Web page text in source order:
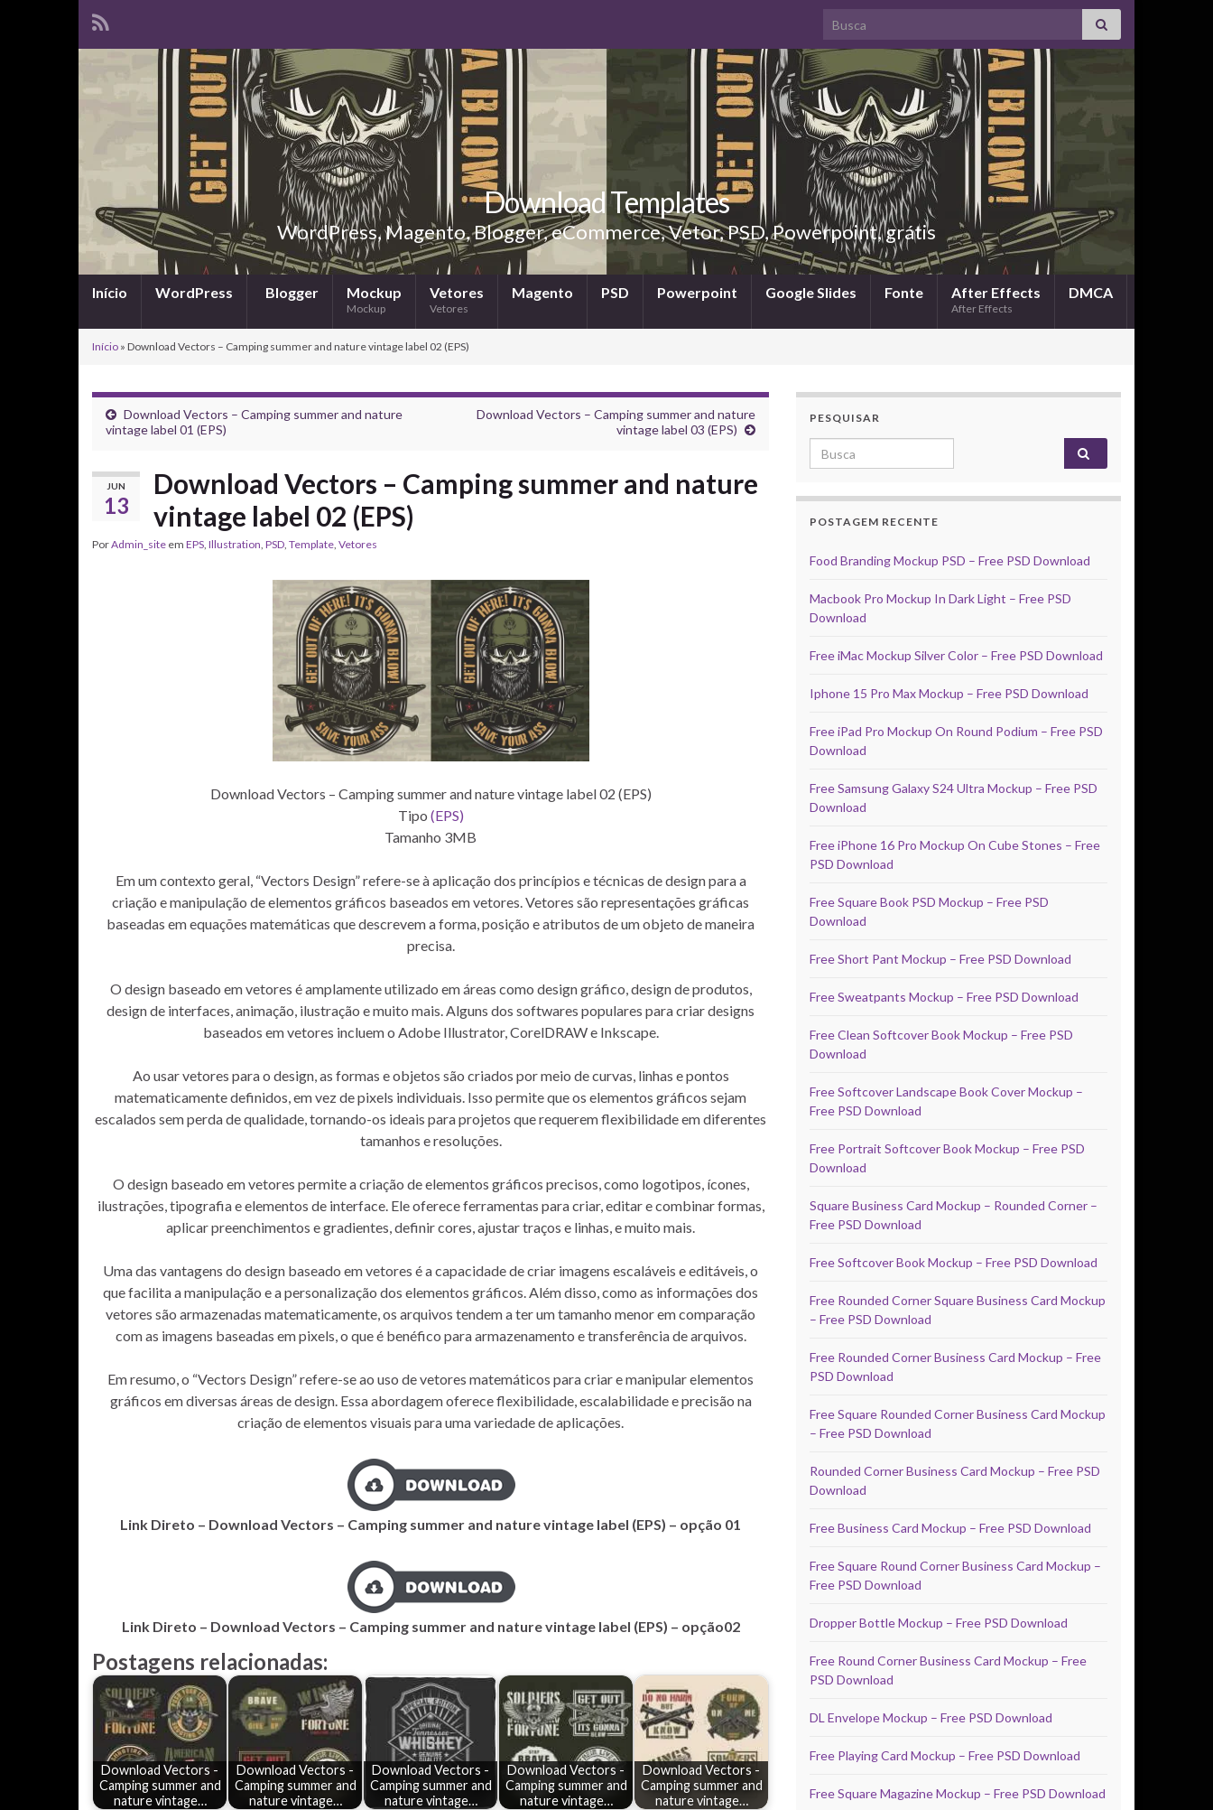
Search for:
Download Templates
WordPress, Magento, Blogger, eCommerce, Vetor, PSD, Powerpoint, grátis
Início WordPress Blogger Mockup
Mockup
Vetores
Vetores
Magento PSD Powerpoint Google Slides Fonte After Effects
After Effects
DMCA
Início » Download Vectors – Camping summer and nature vintage label 02 (EPS)
Download Vectors – Camping summer and nature
vintage label 01 (EPS)
Download Vectors – Camping summer and nature
vintage label 03 (EPS)
JUN
13
Download Vectors – Camping summer and nature
vintage label 02 (EPS)
PorAdmin_site em EPS, Illustration, PSD, Template, Vetores
Download Vectors – Camping summer and nature vintage label 02 (EPS)
Tipo (EPS)
Tamanho 3MB
Em um contexto geral, “Vectors Design” refere-se à aplicação dos princípios e técnicas de design para a
criação e manipulação de elementos gráficos baseados em vetores. Vetores são representações gráficas
baseadas em equações matemáticas que descrevem a forma, posição e atributos de um objeto de maneira
precisa.
O design baseado em vetores é amplamente utilizado em áreas como design gráfico, design de produtos,
design de interfaces, animação, ilustração e muito mais. Alguns dos softwares populares para criar designs
baseados em vetores incluem o Adobe Illustrator, CorelDRAW e Inkscape.
Ao usar vetores para o design, as formas e objetos são criados por meio de curvas, linhas e pontos
matematicamente definidos, em vez de pixels individuais. Isso permite que os elementos gráficos sejam
escalados sem perda de qualidade, tornando-os ideais para projetos que requerem flexibilidade em diferentes
tamanhos e resoluções.
O design baseado em vetores permite a criação de elementos gráficos precisos, como logotipos, ícones,
ilustrações, tipografia e elementos de interface. Ele oferece ferramentas para criar, editar e combinar formas,
aplicar preenchimentos e gradientes, definir cores, ajustar traços e linhas, e muito mais.
Uma das vantagens do design baseado em vetores é a capacidade de criar imagens escaláveis e editáveis, o
que facilita a manipulação e a personalização dos elementos gráficos. Além disso, como as informações dos
vetores são armazenadas matematicamente, os arquivos tendem a ter um tamanho menor em comparação
com as imagens baseadas em pixels, o que é benéfico para armazenamento e transferência de arquivos.
Em resumo, o “Vectors Design” refere-se ao uso de vetores matemáticos para criar e manipular elementos
gráficos em diversas áreas de design. Essa abordagem oferece flexibilidade, escalabilidade e precisão na
criação de elementos visuais para uma variedade de aplicações.
Link Direto – Download Vectors – Camping summer and nature vintage label (EPS) – opção 01
Link Direto – Download Vectors – Camping summer and nature vintage label (EPS) – opção02
Postagens relacionadas:
Download Vectors -
Camping summer and
nature vintage…
Download Vectors -
Camping summer and
nature vintage…
Download Vectors -
Camping summer and
nature vintage…
Download Vectors -
Camping summer and
nature vintage…
Download Vectors -
Camping summer and
nature vintage…
PESQUISAR
Search for:
POSTAGEM RECENTE
Food Branding Mockup PSD – Free PSD Download
Macbook Pro Mockup In Dark Light – Free PSD
Download
Free iMac Mockup Silver Color – Free PSD Download
Iphone 15 Pro Max Mockup – Free PSD Download
Free iPad Pro Mockup On Round Podium – Free PSD
Download
Free Samsung Galaxy S24 Ultra Mockup – Free PSD
Download
Free iPhone 16 Pro Mockup On Cube Stones – Free
PSD Download
Free Square Book PSD Mockup – Free PSD
Download
Free Short Pant Mockup – Free PSD Download
Free Sweatpants Mockup – Free PSD Download
Free Clean Softcover Book Mockup – Free PSD
Download
Free Softcover Landscape Book Cover Mockup –
Free PSD Download
Free Portrait Softcover Book Mockup – Free PSD
Download
Square Business Card Mockup – Rounded Corner –
Free PSD Download
Free Softcover Book Mockup – Free PSD Download
Free Rounded Corner Square Business Card Mockup
– Free PSD Download
Free Rounded Corner Business Card Mockup – Free
PSD Download
Free Square Rounded Corner Business Card Mockup
– Free PSD Download
Rounded Corner Business Card Mockup – Free PSD
Download
Free Business Card Mockup – Free PSD Download
Free Square Round Corner Business Card Mockup –
Free PSD Download
Dropper Bottle Mockup – Free PSD Download
Free Round Corner Business Card Mockup – Free
PSD Download
DL Envelope Mockup – Free PSD Download
Free Playing Card Mockup – Free PSD Download
Free Square Magazine Mockup – Free PSD Download